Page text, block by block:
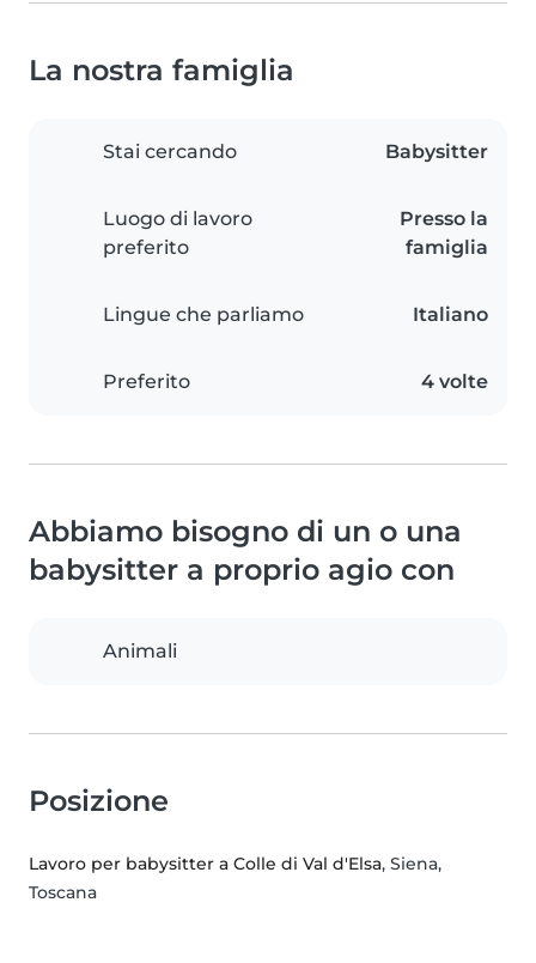
La nostra famiglia
Stai cercando Babysitter
Luogo di lavoro
preferito
Presso la
famiglia
Lingue che parliamo Italiano
Preferito 4 volte
Abbiamo bisogno di un o una
babysitter a proprio agio con
Animali
Posizione
Lavoro per babysitter a Colle di Val d'Elsa, Siena,
Toscana